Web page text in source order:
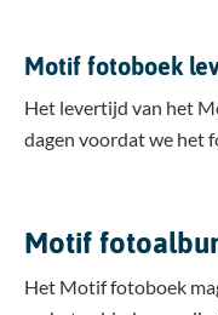
Motif fotoboek
Het levertijd van het
dagen voordat we het
Motif
Het Motif fotoboek